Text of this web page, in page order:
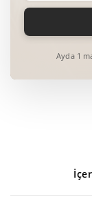
Ayda 1